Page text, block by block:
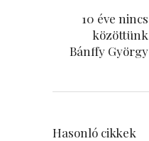
10 éve nincs
közöttünk
Bánffy György
Hasonló cikkek